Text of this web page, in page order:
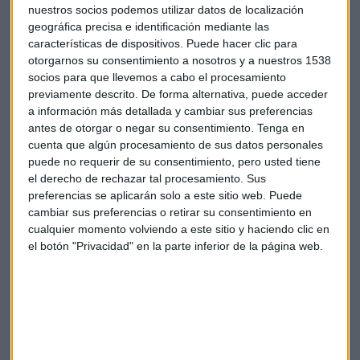
nuestros socios podemos utilizar datos de localización
geográfica precisa e identificación mediante las
características de dispositivos. Puede hacer clic para
otorgarnos su consentimiento a nosotros y a nuestros 1538
socios para que llevemos a cabo el procesamiento
previamente descrito. De forma alternativa, puede acceder
a información más detallada y cambiar sus preferencias
antes de otorgar o negar su consentimiento. Tenga en
cuenta que algún procesamiento de sus datos personales
puede no requerir de su consentimiento, pero usted tiene
el derecho de rechazar tal procesamiento. Sus
preferencias se aplicarán solo a este sitio web. Puede
cambiar sus preferencias o retirar su consentimiento en
cualquier momento volviendo a este sitio y haciendo clic en
el botón "Privacidad" en la parte inferior de la página web.
aseguradora en su estrategia helvetia 20.20. Con esta
iniciativa, Helvetia Seguros se adapta a las necesidades
actuales del mercado, en el que el consumidor digital tiene
cada vez más protagonismo.
Suscríbete a nuestros boletines